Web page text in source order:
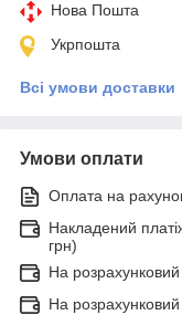
Нова Пошта
Укрпошта
Всі умови доставки
Умови оплати
Оплата на
Накладений
грн)
На
На